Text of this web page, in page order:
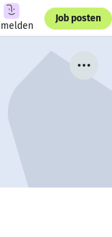
Job posten